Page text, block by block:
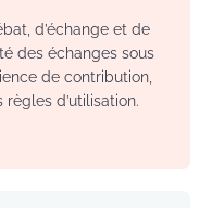
d’échange et de
des échanges sous
de contribution,
d’utilisation.